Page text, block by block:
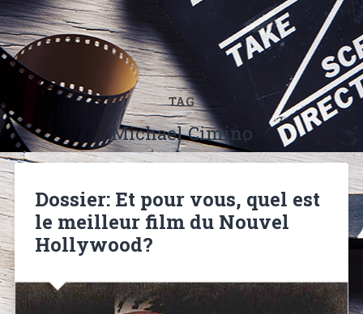
TAG
Michael Cimino
Dossier: Et pour vous, quel est
le meilleur film du Nouvel
Hollywood?